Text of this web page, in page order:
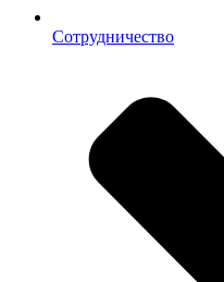
Сотрудничество